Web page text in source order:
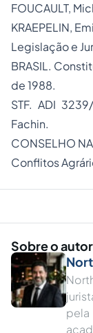
​FOUCAULT,
​KRAEPELIN,
​Legislação e
​BRASIL.
de 1988.
​STF. ADI
Fachin.
​CONSELHO
Conflitos
Sobre o autor
pela